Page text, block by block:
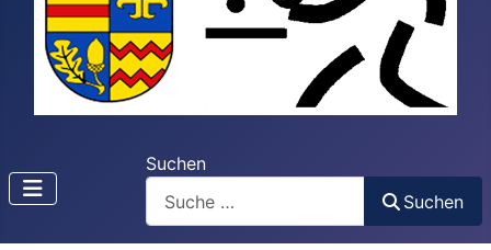
Suchen
Suchen